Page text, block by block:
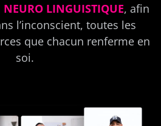
LINGUISTIQUE, afin
l’inconscient, toutes les
que chacun renferme en
soi.